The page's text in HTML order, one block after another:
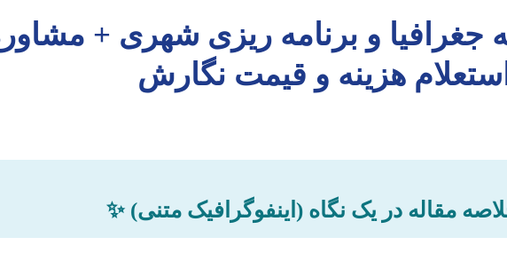
جغرافیا و برنامه ریزی شهری +
استعلام هزینه و قیمت نگارش
مقاله در یک نگاه (اینفوگرافیک متنی) ✨